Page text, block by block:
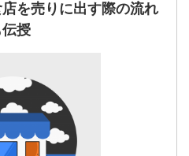
を売りに出す際の流れ
授